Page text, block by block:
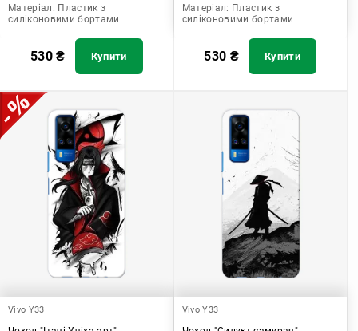
Матеріал: Пластик з
силіконовими бортами
530₴ Купити
Матеріал: Пластик з
силіконовими бортами
530 ₴ Купити
Vivo Y33 Vivo Y33